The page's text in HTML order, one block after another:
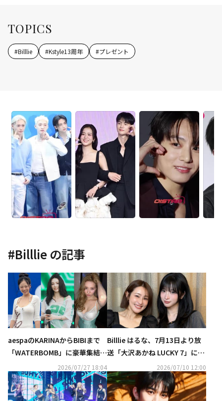
TOPICS
#Billlie #Kstyle13周年 #プレゼント
#Billlie の記事
aespaのKARINAからBIBIまで
「WATERBOMB」に豪華集結！
ビキニ＆上半身裸のパフォーマ
ンスが話題…過激すぎると賛否
の声も
2026/07/27 18:04
Billlie はるな、7月13日より放
送「大沢あかね LUCKY 7」にゲ
スト出演！異色のデビュー秘話
を明かす
2026/07/10 12:00